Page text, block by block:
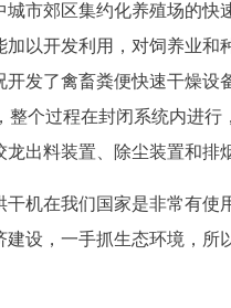
城市郊区集约化养殖场的
以开发利用，对饲养业
开发了禽畜粪便快速干燥
整个过程在封闭系统内进
出料装置、除尘装置和排
干机在我们国家是非常有
建设，一手抓生态环境，